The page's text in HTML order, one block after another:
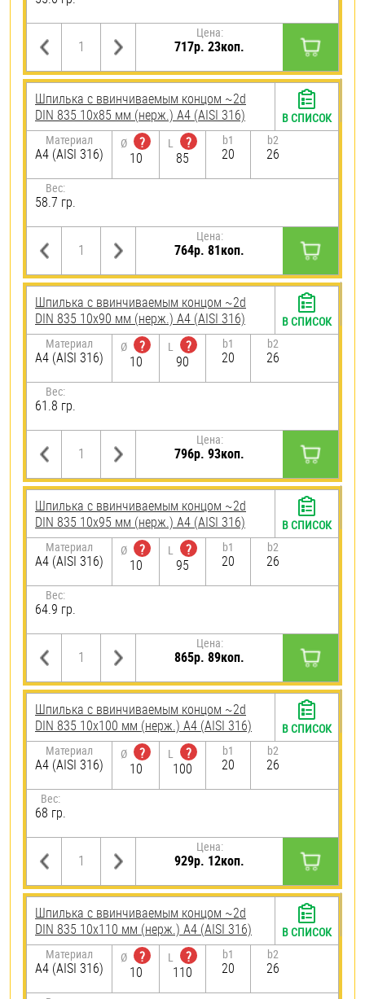
Цена:
717р. 23коп.
Шпилька c ввинчиваемым концом ~2d
DIN 835 10х85 мм (нерж.) A4 (AISI 316)
Материал
A4 (AISI 316)
Ø
?
10
L
?
85
b1
20
b2
26
Вес:
58.7 гр.
Цена:
764р. 81коп.
В СПИСОК
Шпилька c ввинчиваемым концом ~2d
DIN 835 10х90 мм (нерж.) A4 (AISI 316)
Материал
A4 (AISI 316)
Ø
?
10
L
?
90
b1
20
b2
26
Вес:
61.8 гр.
Цена:
796р. 93коп.
В СПИСОК
Шпилька c ввинчиваемым концом ~2d
DIN 835 10х95 мм (нерж.) A4 (AISI 316)
Материал
A4 (AISI 316)
Ø
?
10
L
?
95
b1
20
b2
26
Вес:
64.9 гр.
Цена:
865р. 89коп.
В СПИСОК
Шпилька c ввинчиваемым концом ~2d
DIN 835 10х100 мм (нерж.) A4 (AISI 316)
Материал
A4 (AISI 316)
Ø
?
10
L
?
100
b1
20
b2
26
Вес:
68 гр.
Цена:
929р. 12коп.
В СПИСОК
Шпилька c ввинчиваемым концом ~2d
DIN 835 10х110 мм (нерж.) A4 (AISI 316)
Материал
A4 (AISI 316)
Ø
?
10
L
?
110
b1
20
b2
26
В СПИСОК